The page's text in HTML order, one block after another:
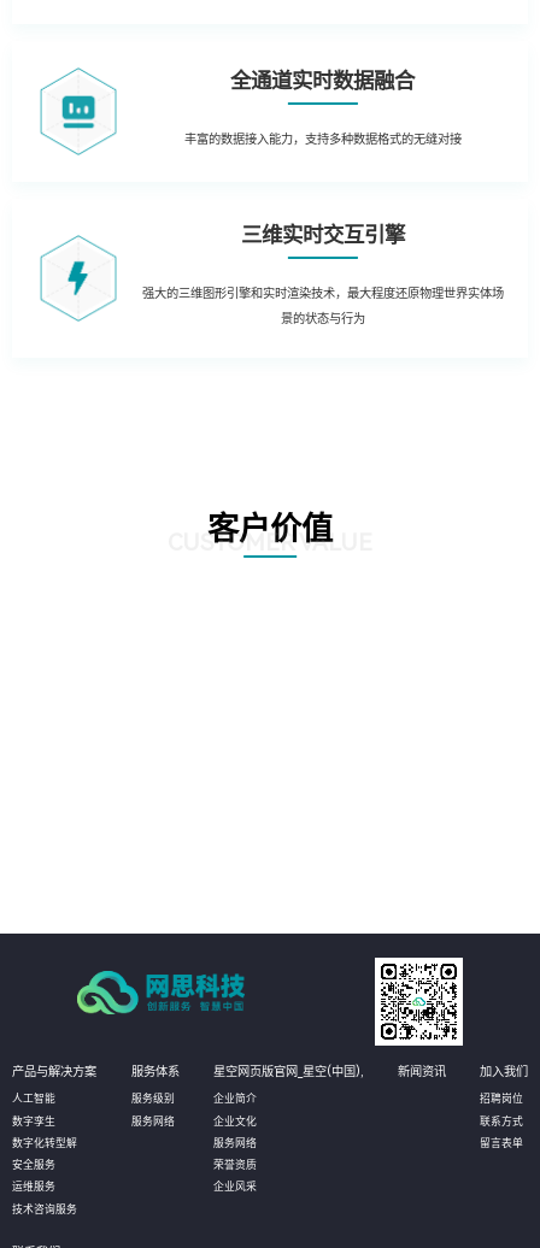
全通道实时数据融合
丰富的数据接入能力，支持多种数据格式的无缝对接
三维实时交互引擎
强大的三维图形引擎和实时渲染技术，最大程度还原物理世界实体场
景的状态与行为
客户价值
CUSTOMER VALUE
产品与解决方案
人工智能
数字孪生
数字化转型解
安全服务
运维服务
技术咨询服务
服务体系
服务级别
服务网络
星空网页版官网_星空(中国),
企业简介
企业文化
服务网络
荣誉资质
企业风采
新闻资讯 加入我们
招聘岗位
联系方式
留言表单